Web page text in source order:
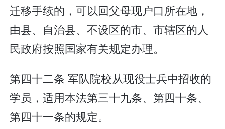
迁移手续的，可以回父母现户口所在地，
由县、自治县、不设区的市、市辖区的人
民政府按照国家有关规定办理。
第四十二条 军队院校从现役士兵中招收的
学员，适用本法第三十九条、第四十条、
第四十一条的规定。